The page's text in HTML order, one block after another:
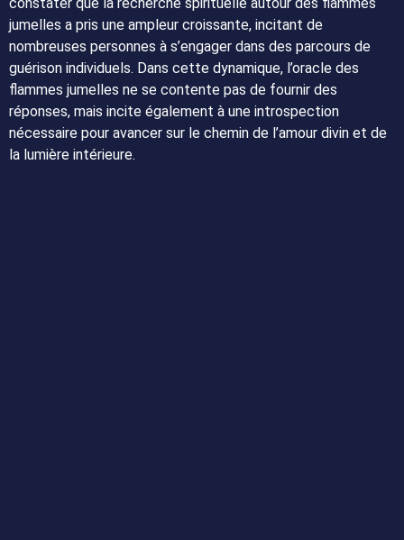
jumelles a pris une ampleur croissante, incitant de
nombreuses personnes à s’engager dans des parcours de
guérison individuels. Dans cette dynamique, l’oracle des
flammes jumelles ne se contente pas de fournir des
réponses, mais incite également à une introspection
nécessaire pour avancer sur le chemin de l’amour divin et de
la lumière intérieure.